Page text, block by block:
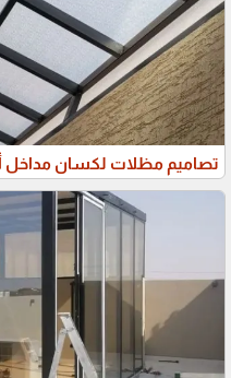
تصاميم مظلات لكسان مداخل